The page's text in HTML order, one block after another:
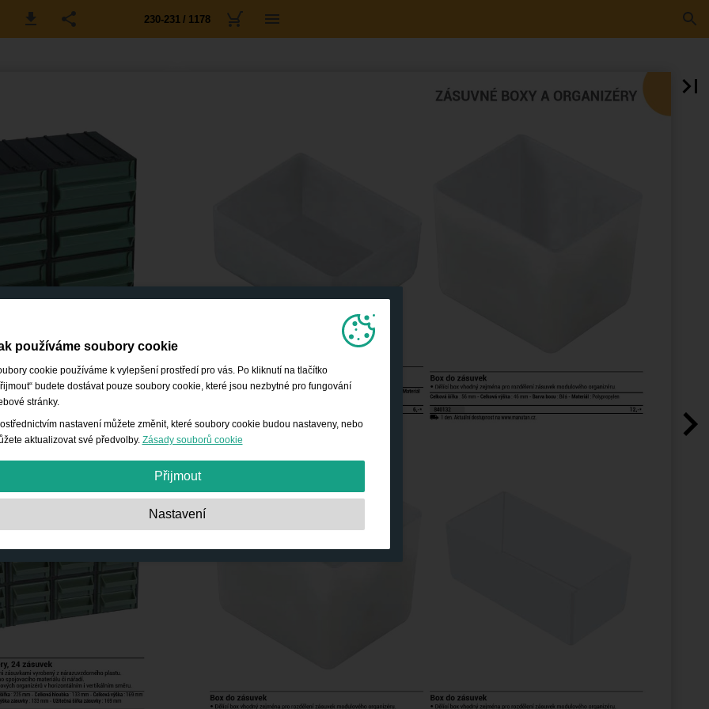
230-231 / 1178
používáme soubory cookie
cookie používáme k vylepšení prostředí pro vás. Po kliknutí na tlačítko
budete dostávat pouze soubory cookie, které jsou nezbytné pro fungování
stránky.
nastavení můžete změnit, které soubory cookie budou nastaveny, nebo
aktualizovat své předvolby. Zásady souborů cookie
Přijmout
Tyto soubory cookie jsou nezbytné pro základní funkce, jako je
Tyto soubory cookie nám poskytují informace o počtu návštěv, zdrojích
návštěvnosti a způsobu používání webu. Využívají se ke zlepšení výkonu. Všechny
informace jsou agregované, takže jsou anonymní.
Funkce:
atd.
Reklama:Tyto soubory cookie se používají k zobrazování reklam, které jsou pro
vás a vaše zájmy relevantnější. Neukládají osobní údaje, ale vycházejí z historie
Nastavení